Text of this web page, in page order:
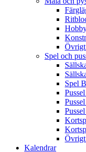
Övrigt
Spel och
Spel
Övrigt
Kalendrar